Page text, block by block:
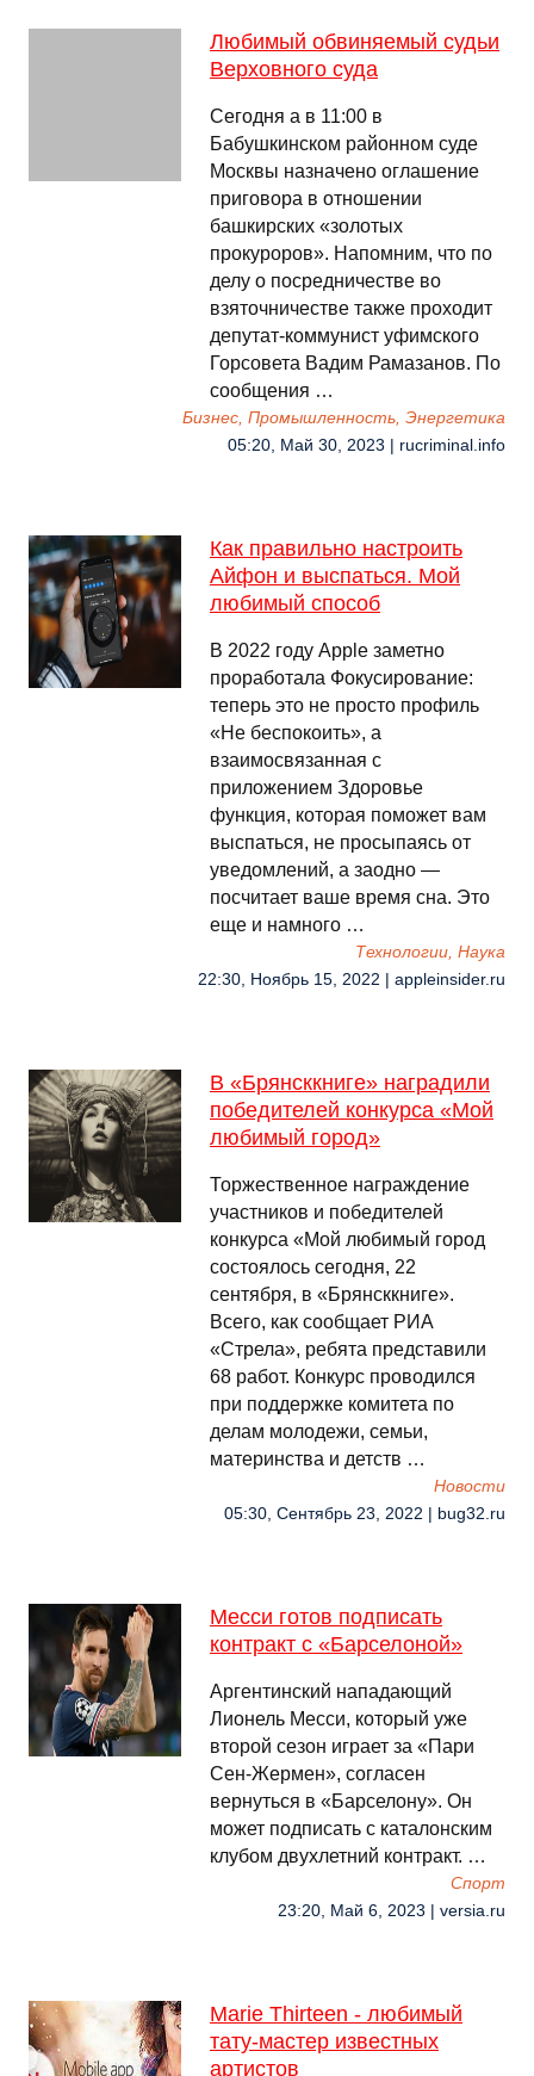
Любимый обвиняемый судьи
Верховного суда
Сегодня а в 11:00 в
Бабушкинском районном суде
Москвы назначено оглашение
приговора в отношении
башкирских «золотых
прокуроров». Напомним, что по
делу о посредничестве во
взяточничестве также проходит
депутат-коммунист уфимского
Горсовета Вадим Рамазанов. По
сообщения …
Бизнес, Промышленность, Энергетика
05:20, Май 30, 2023 | rucriminal.info
Как правильно настроить
Айфон и выспаться. Мой
любимый способ
В 2022 году Apple заметно
проработала Фокусирование:
теперь это не просто профиль
«Не беспокоить», а
взаимосвязанная с
приложением Здоровье
функция, которая поможет вам
выспаться, не просыпаясь от
уведомлений, а заодно —
посчитает ваше время сна. Это
еще и намного …
Технологии, Наука
22:30, Ноябрь 15, 2022 | appleinsider.ru
В «Брянсккниге» наградили
победителей конкурса «Мой
любимый город»
Торжественное награждение
участников и победителей
конкурса «Мой любимый город
состоялось сегодня, 22
сентября, в «Брянсккниге».
Всего, как сообщает РИА
«Стрела», ребята представили
68 работ. Конкурс проводился
при поддержке комитета по
делам молодежи, семьи,
материнства и детств …
Новости
05:30, Сентябрь 23, 2022 | bug32.ru
Месси готов подписать
контракт с «Барселоной»
Аргентинский нападающий
Лионель Месси, который уже
второй сезон играет за «Пари
Сен-Жермен», согласен
вернуться в «Барселону». Он
может подписать с каталонским
клубом двухлетний контракт. …
Спорт
23:20, Май 6, 2023 | versia.ru
Marie Thirteen - любимый
тату-мастер известных
артистов